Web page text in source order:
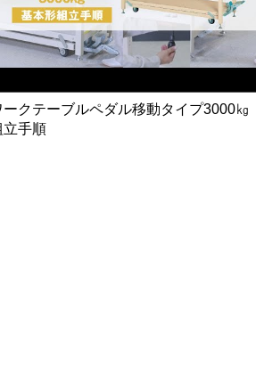
ークテーブルペダル移動タイプ3000㎏
立手順